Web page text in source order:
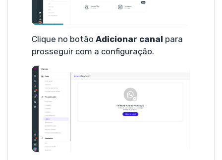
Clique no botão Adicionar canal para
prosseguir com a configuração.